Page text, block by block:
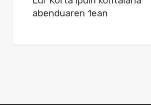
abenduaren 1ean